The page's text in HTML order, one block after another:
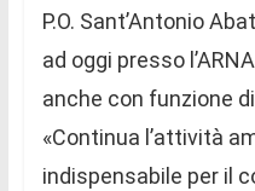
P.O. Sant’Antonio
ad oggi presso
anche con funzione
«Continua l’attività
indispensabile per il